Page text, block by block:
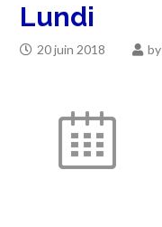
Lundi
20 juin 2018 by